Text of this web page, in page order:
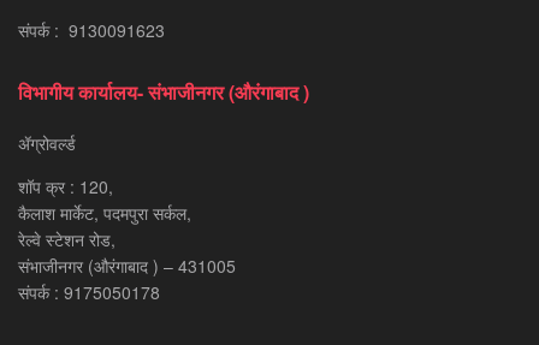
संपर्क : 9130091623
विभागीय कार्यालय- संभाजीनगर (औरंगाबाद )
ॲग्रोवर्ल्ड
शॉप क्र : 120,
कैलाश मार्केट, पदमपुरा सर्कल,
रेल्वे स्टेशन रोड,
संभाजीनगर (औरंगाबाद ) – 431005
संपर्क : 9175050178